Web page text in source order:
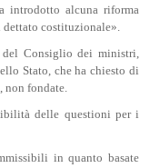
introdotto alcuna riforma
costituzionale».
Consiglio dei ministri,
Stato, che ha chiesto di
non fondate.
delle questioni per i
in quanto basate